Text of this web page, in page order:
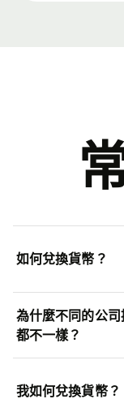
如何兌換貨幣？
為什麼不同的公
都不一樣？
我如何兌換貨幣？